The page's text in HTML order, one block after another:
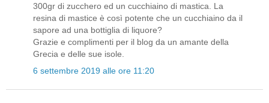
300gr di zucchero ed un cucchiaino di mastica. La
resina di mastice è così potente che un cucchiaino da il
sapore ad una bottiglia di liquore?
Grazie e complimenti per il blog da un amante della
Grecia e delle sue isole.
6 settembre 2019 alle ore 11:20